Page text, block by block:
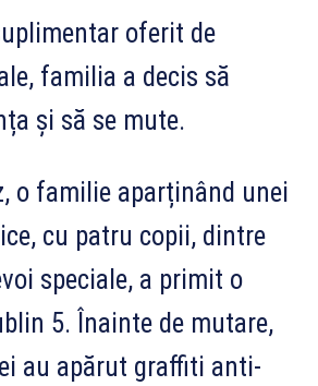
oferit de
familia a decis să
și să se mute.
o familie aparținând unei
cu patru copii, dintre
speciale, a primit o
5. Înainte de mutare,
au apărut graffiti anti-